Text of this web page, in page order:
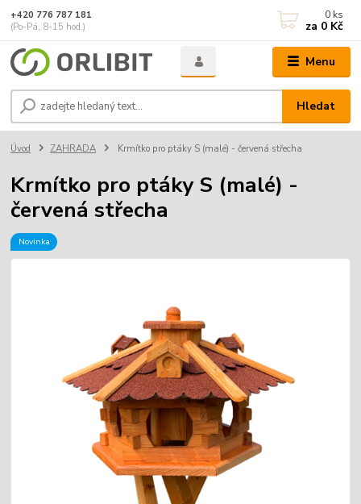
Menu
Hledat
+420 776 787 181
(Po-Pá, 8-15 hod.)
0 ks
za 0 Kč
Úvod ZAHRADA Krmítko pro ptáky S (malé) - červená střecha
Krmítko pro ptáky S (malé) -
červená střecha
Novinka